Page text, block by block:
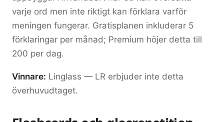
varje ord men inte riktigt kan förklara varför
meningen fungerar. Gratisplanen inkluderar 5
förklaringar per månad; Premium höjer detta till
200 per dag.
Vinnare: Linglass — LR erbjuder inte detta
överhuvudtaget.